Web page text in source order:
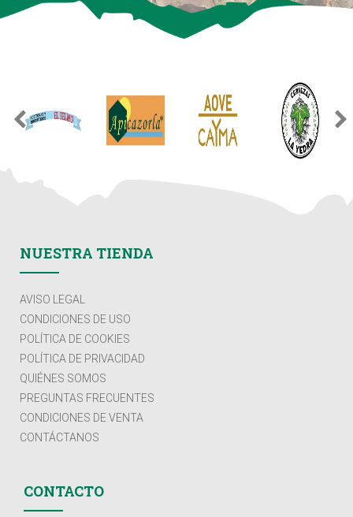
NUESTRA TIENDA
AVISO LEGAL
CONDICIONES DE USO
POLÍTICA DE COOKIES
POLÍTICA DE PRIVACIDAD
QUIÉNES SOMOS
PREGUNTAS FRECUENTES
CONDICIONES DE VENTA
CONTÁCTANOS
CONTACTO